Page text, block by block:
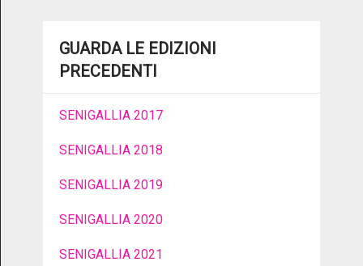
GUARDA LE EDIZIONI
PRECEDENTI
SENIGALLIA 2017
SENIGALLIA 2018
SENIGALLIA 2019
SENIGALLIA 2020
SENIGALLIA 2021